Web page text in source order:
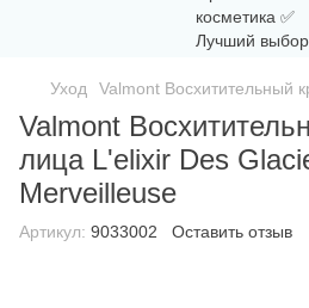
Уход Valmont Восхитительный
Valmont
лица L'elixir Des
Merveilleuse
Артикул: 9033002 Оставить отзыв